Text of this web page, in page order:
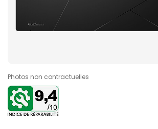
Photos non contractuelles